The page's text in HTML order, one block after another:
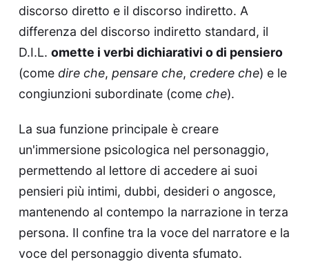
discorso diretto e il discorso indiretto. A
differenza del discorso indiretto standard, il
D.I.L. omette i verbi dichiarativi o di pensiero
(come dire che, pensare che, credere che) e le
congiunzioni subordinate (come che).
La sua funzione principale è creare
un'immersione psicologica nel personaggio,
permettendo al lettore di accedere ai suoi
pensieri più intimi, dubbi, desideri o angosce,
mantenendo al contempo la narrazione in terza
persona. Il confine tra la voce del narratore e la
voce del personaggio diventa sfumato.